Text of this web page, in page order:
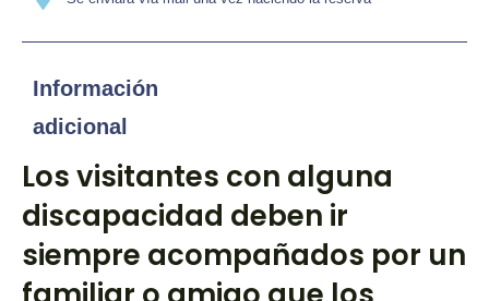
Información
adicional
Los visitantes con alguna
discapacidad deben ir
siempre acompañados por un